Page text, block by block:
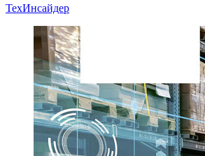
ТехИнсайдер